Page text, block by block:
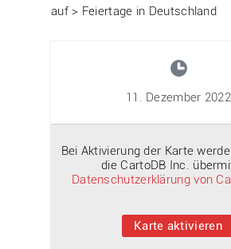
auf > Feiertage in Deutschland
11. Dezember 2022
Bei Aktivierung der Karte
die CartoDB Inc.
Datenschutzerklärung von
Karte aktivieren